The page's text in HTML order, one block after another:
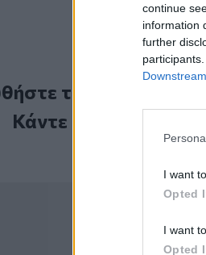
continue
information
further
I want
Opted
I want
Opted
το Cretalive στο
Κάντε εγγραφή στο